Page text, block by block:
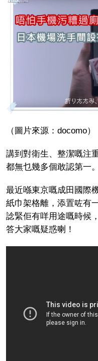
（圖片來源：docomo）
講到對衛生、整潔嘅注
都無乜幾多個敢認第一。
最近喺東京嘅成田國際
紙巾架格離，添置咗有
諗緊佢有咩用途嘅時候
答大家嘅疑惑喇！